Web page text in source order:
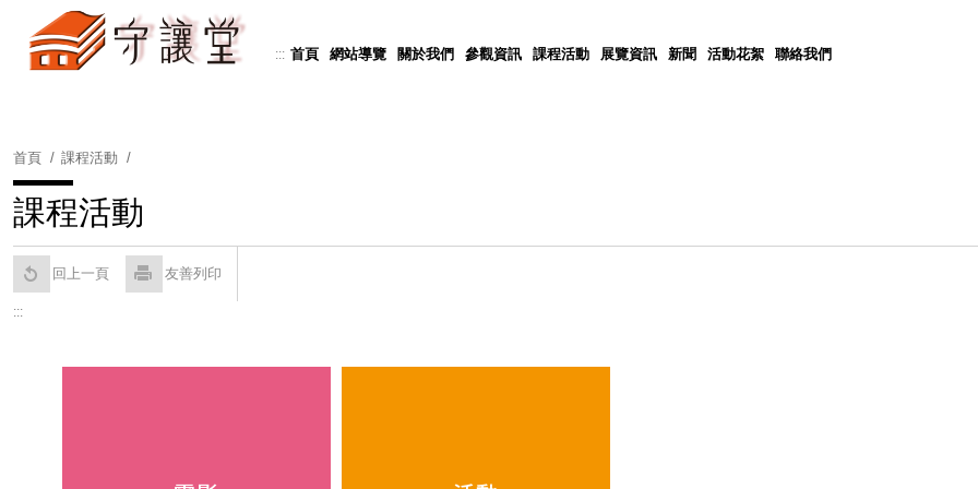
::: 首頁 網站導覽 關於我們 參觀資訊 課程活動 展覽資訊 新聞 活動花絮 聯絡我們
by Translate
首頁 課程活動
課程活動
回上一頁 友善列印
:::